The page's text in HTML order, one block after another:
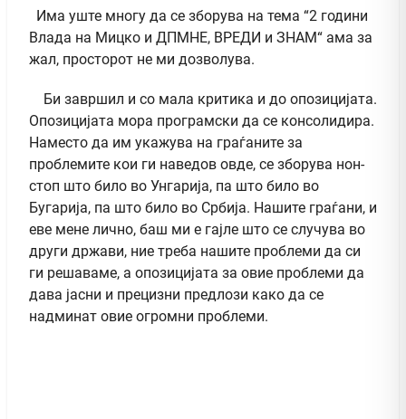
Има уште многу да се зборува на тема “2 години
Влада на Мицко и ДПМНЕ, ВРЕДИ и ЗНАМ“ ама за
жал, просторот не ми дозволува.
Би завршил и со мала критика и до опозицијата.
Опозицијата мора програмски да се консолидира.
Наместо да им укажува на граѓаните за
проблемите кои ги наведов овде, се зборува нон-
стоп што било во Унгарија, па што било во
Бугарија, па што било во Србија. Нашите граѓани, и
еве мене лично, баш ми е гајле што се случува во
други држави, ние треба нашите проблеми да си
ги решаваме, а опозицијата за овие проблеми да
дава јасни и прецизни предлози како да се
надминат овие огромни проблеми.